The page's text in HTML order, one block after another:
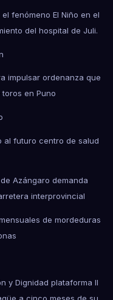
fenómeno El Niño en el
del hospital de Juli.
impulsar ordenanza que
en Puno
al futuro centro de salud
Azángaro demanda
interprovincial
de mordeduras
y Dignidad plataforma II